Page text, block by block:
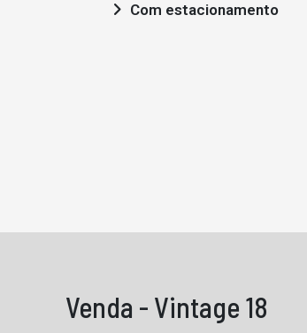
Com estacionamento
Venda - Vintage 18